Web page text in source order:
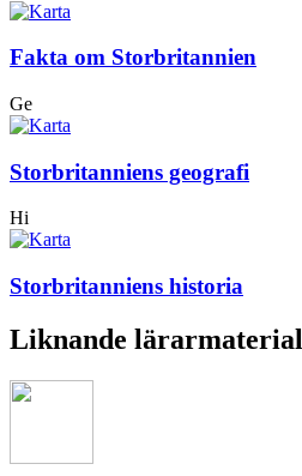
Fakta om Storbritannien
Ge
Storbritanniens geografi
Hi
Storbritanniens historia
Liknande lärarmaterial